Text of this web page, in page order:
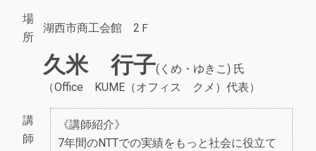
場
所
湖西市商工会館 2Ｆ
講
師
久米 行子(くめ・ゆきこ) 氏
（Office KUME（オフィス クメ）代表）
《講師紹介》
7年間のNTTでの実績をもっと社会に役立て